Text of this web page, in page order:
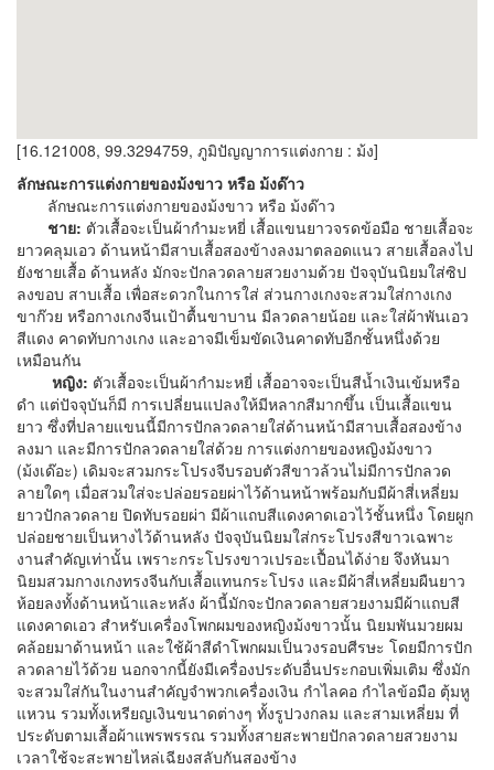
[16.121008, 99.3294759, ภูมิปัญญาการแต่งกาย : ม้ง]
ลักษณะการแต่งกายของม้งขาว หรือ ม้งด๊าว
ลักษณะการแต่งกายของม้งขาว หรือ ม้งด๊าว
ชาย: ตัวเสื้อจะเป็นผ้ากำมะหยี่ เสื้อแขนยาวจรดข้อมือ ชายเสื้อจะ
ยาวคลุมเอว ด้านหน้ามีสาบเสื้อสองข้างลงมาตลอดแนว สายเสื้อลงไป
ยังชายเสื้อ ด้านหลัง มักจะปักลวดลายสวยงามด้วย ปัจจุบันนิยมใส่ซิป
ลงขอบ สาบเสื้อ เพื่อสะดวกในการใส่ ส่วนกางเกงจะสวมใส่กางเกง
ขาก๊วย หรือกางเกงจีนเป้าตื้นขาบาน มีลวดลายน้อย และใส่ผ้าพันเอว
สีแดง คาดทับกางเกง และอาจมีเข็มขัดเงินคาดทับอีกชั้นหนึ่งด้วย
เหมือนกัน
หญิง: ตัวเสื้อจะเป็นผ้ากำมะหยี่ เสื้ออาจจะเป็นสีน้ำเงินเข้มหรือ
ดำ แต่ปัจจุบันก็มี การเปลี่ยนแปลงให้มีหลากสีมากขึ้น เป็นเสื้อแขน
ยาว ซึ่งที่ปลายแขนนี้มีการปักลวดลายใส่ด้านหน้ามีสาบเสื้อสองข้าง
ลงมา และมีการปักลวดลายใส่ด้วย การแต่งกายของหญิงม้งขาว
(ม้งเด๊อะ) เดิมจะสวมกระโปรงจีบรอบตัวสีขาวล้วนไม่มีการปักลวด
ลายใดๆ เมื่อสวมใส่จะปล่อยรอยผ่าไว้ด้านหน้าพร้อมกับมีผ้าสี่เหลี่ยม
ยาวปักลวดลาย ปิดทับรอยผ่า มีผ้าแถบสีแดงคาดเอวไว้ชั้นหนึ่ง โดยผูก
ปล่อยชายเป็นหางไว้ด้านหลัง ปัจจุบันนิยมใส่กระโปรงสีขาวเฉพาะ
งานสำคัญเท่านั้น เพราะกระโปรงขาวเปรอะเปื้อนได้ง่าย จึงหันมา
นิยมสวมกางเกงทรงจีนกับเสื้อแทนกระโปรง และมีผ้าสี่เหลี่ยมผืนยาว
ห้อยลงทั้งด้านหน้าและหลัง ผ้านี้มักจะปักลวดลายสวยงามมีผ้าแถบสี
แดงคาดเอว สำหรับเครื่องโพกผมของหญิงม้งขาวนั้น นิยมพันมวยผม
คล้อยมาด้านหน้า และใช้ผ้าสีดำโพกผมเป็นวงรอบศีรษะ โดยมีการปัก
ลวดลายไว้ด้วย นอกจากนี้ยังมีเครื่องประดับอื่นประกอบเพิ่มเติม ซึ่งมัก
จะสวมใส่กันในงานสำคัญจำพวกเครื่องเงิน กำไลคอ กำไลข้อมือ ตุ้มหู
แหวน รวมทั้งเหรียญเงินขนาดต่างๆ ทั้งรูปวงกลม และสามเหลี่ยม ที่
ประดับตามเสื้อผ้าแพรพรรณ รวมทั้งสายสะพายปักลวดลายสวยงาม
เวลาใช้จะสะพายไหล่เฉียงสลับกันสองข้าง